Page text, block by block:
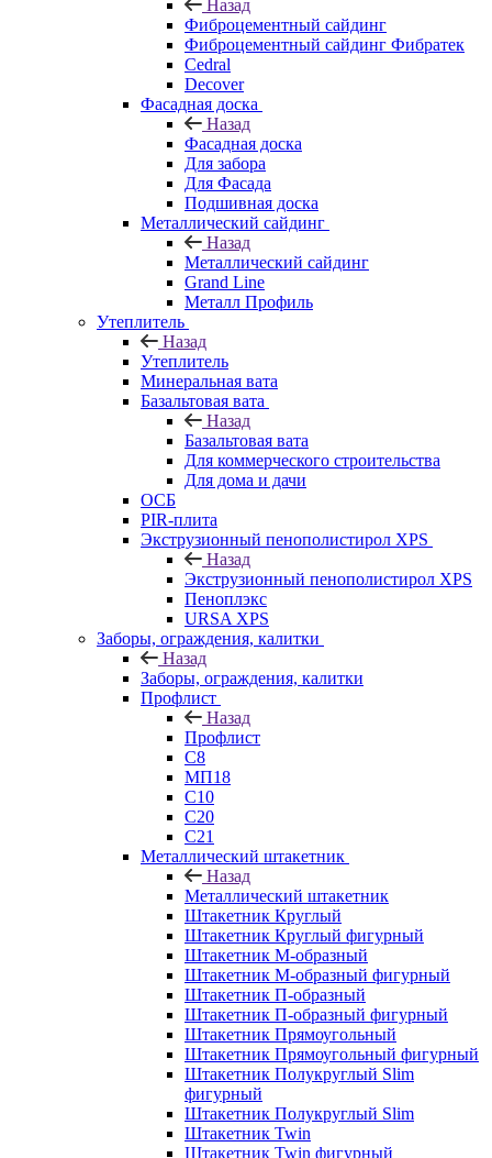
Назад
Фиброцементный сайдинг
Фиброцементный сайдинг Фибратек
Cedral
Decover
Фасадная доска
Назад
Фасадная доска
Для забора
Для Фасада
Подшивная доска
Металлический сайдинг
Назад
Металлический сайдинг
Grand Line
Металл Профиль
Утеплитель
Назад
Утеплитель
Минеральная вата
Базальтовая вата
Назад
Базальтовая вата
Для коммерческого строительства
Для дома и дачи
ОСБ
PIR-плита
Экструзионный пенополистирол XPS
Назад
Экструзионный пенополистирол XPS
Пеноплэкс
URSA XPS
Заборы, ограждения, калитки
Назад
Заборы, ограждения, калитки
Профлист
Назад
Профлист
С8
МП18
С10
С20
С21
Металлический штакетник
Назад
Металлический штакетник
Штакетник Круглый
Штакетник Круглый фигурный
Штакетник М-образный
Штакетник М-образный фигурный
Штакетник П-образный
Штакетник П-образный фигурный
Штакетник Прямоугольный
Штакетник Прямоугольный фигурный
Штакетник Полукруглый Slim
фигурный
Штакетник Полукруглый Slim
Штакетник Twin
Штакетник Twin фигурный